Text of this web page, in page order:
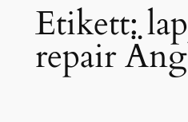
Etikett:
repair